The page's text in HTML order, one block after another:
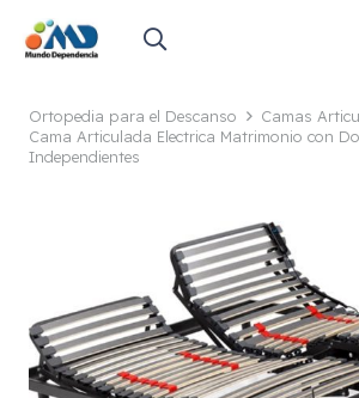
Ortopedia para el Descanso
Camas
Cama Articulada Electrica Matrimonio con
Independientes